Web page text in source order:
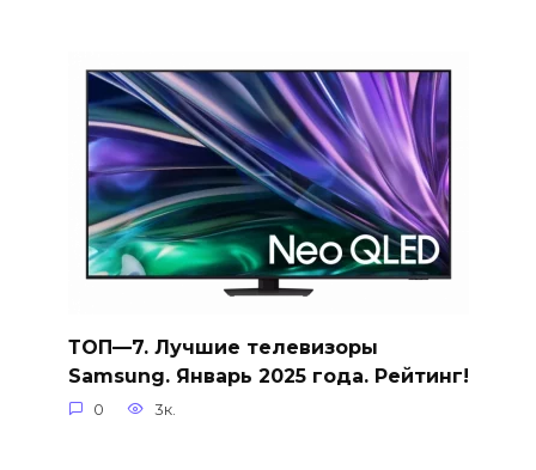
ТОП—7. Лучшие телевизоры
Samsung. Январь 2025 года. Рейтинг!
0 3к.